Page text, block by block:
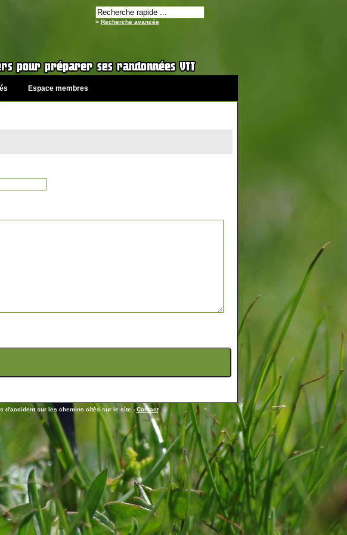
> Recherche avancée
Espace membres
d'accident sur les chemins cités sur le site -Contact